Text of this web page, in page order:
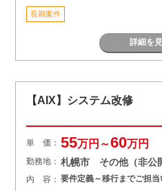
長期案件
詳細を
【AIX】システム改修
単 価： 55万円～60万円
勤務地： 札幌市 その他（非公
内 容： 要件定義～移行までご担当